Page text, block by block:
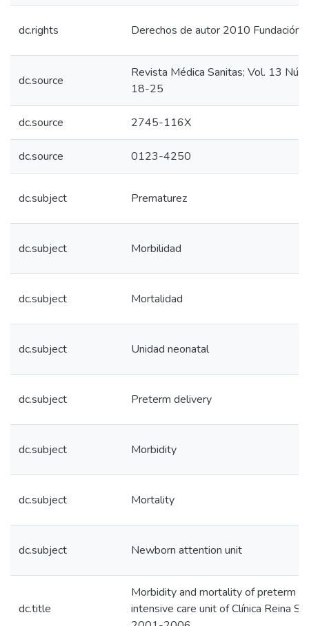
dc.rights Derechos de autor 2010 Fundación
dc.source
Revista Médica Sanitas; Vol. 13
18-25
dc.source 2745-116X
dc.source 0123-4250
dc.subject Prematurez
dc.subject Morbilidad
dc.subject Mortalidad
dc.subject Unidad neonatal
dc.subject Preterm delivery
dc.subject Morbidity
dc.subject Mortality
dc.subject Newborn attention unit
dc.title
Morbidity and mortality of preterm
intensive care unit of Clínica Reina